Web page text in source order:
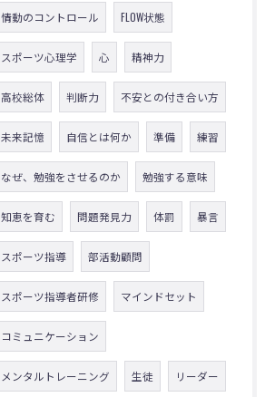
情動のコントロール FLOW状態
スポーツ心理学 心 精神力
高校総体 判断力 不安との付き合い方
未来記憶 自信とは何か 準備 練習
なぜ、勉強をさせるのか 勉強する意味
知恵を育む 問題発見力 体罰 暴言
スポーツ指導 部活動顧問
スポーツ指導者研修 マインドセット
コミュニケーション
メンタルトレーニング 生徒 リーダー